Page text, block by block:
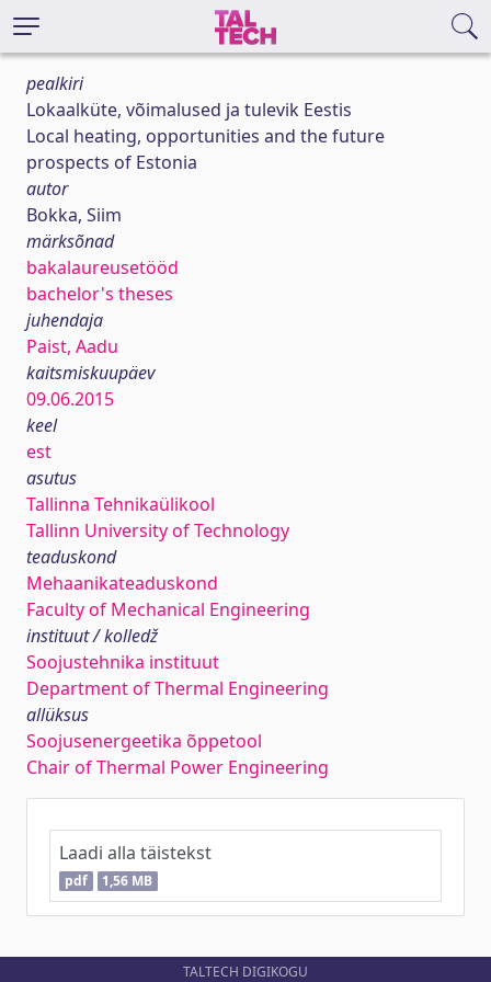
pealkiri
Lokaalküte, võimalused ja tulevik Eestis
Local heating, opportunities and the future
prospects of Estonia
autor
Bokka, Siim
märksõnad
bakalaureusetööd
bachelor's theses
juhendaja
Paist, Aadu
kaitsmiskuupäev
09.06.2015
keel
est
asutus
Tallinna Tehnikaülikool
Tallinn University of Technology
teaduskond
Mehaanikateaduskond
Faculty of Mechanical Engineering
instituut / kolledž
Soojustehnika instituut
Department of Thermal Engineering
allüksus
Soojusenergeetika õppetool
Chair of Thermal Power Engineering
Laadi alla täistekst
pdf 1,56 MB
TALTECH DIGIKOGU